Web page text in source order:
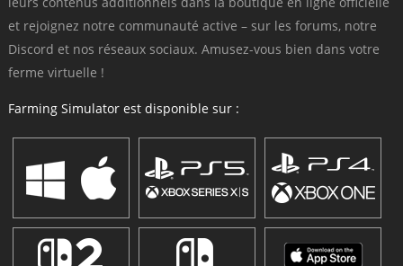
et rejoignez notre communauté active – sur les forums, notre
Discord et nos réseaux sociaux. Amusez-vous bien dans votre
ferme virtuelle !
Farming Simulator est disponible sur :